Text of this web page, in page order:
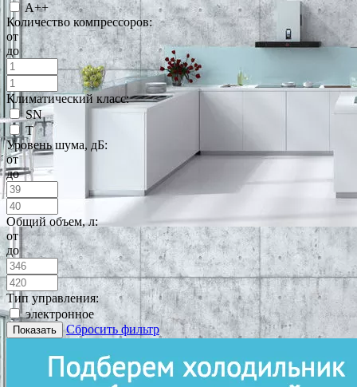
A++
Количество компрессоров:
от
до
Климатический класс:
SN
T
Уровень шума, дБ:
от
до
Общий объем, л:
от
до
Тип управления:
электронное
Показать Сбросить фильтр